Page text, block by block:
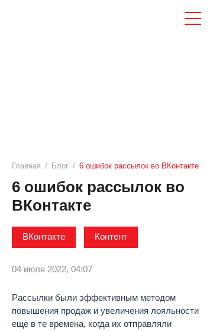
Главная / Блог / 6 ошибок рассылок во ВКонтакте
6 ошибок рассылок во
ВКонтакте
ВКонтакте Контент
04 июля 2022, 04:07
Рассылки были эффективным методом
повышения продаж и увеличения лояльности
еще в те времена, когда их отправляли